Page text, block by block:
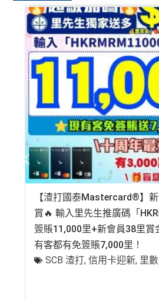
【渣打國泰Mastercard®】
賞🔥 輸入里先生推廣碼「
簽賬11,000里+新會員38里賞
有客都有免簽賬7,000里！
SCB 渣打,信用卡迎新, 里